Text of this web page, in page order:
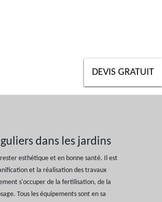
DEVIS GRATUIT
dans les jardins
esthétique et en bonne santé. Il est
et la réalisation des travaux
s'occuper de la fertilisation, de la
Tous les équipements sont en sa